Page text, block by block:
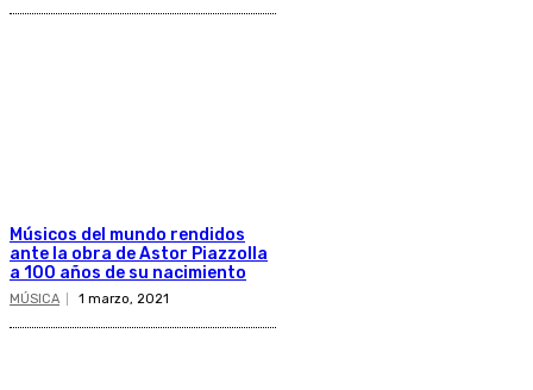
Músicos del mundo rendidos
ante la obra de Astor Piazzolla
a 100 años de su nacimiento
MÚSICA 1 marzo, 2021